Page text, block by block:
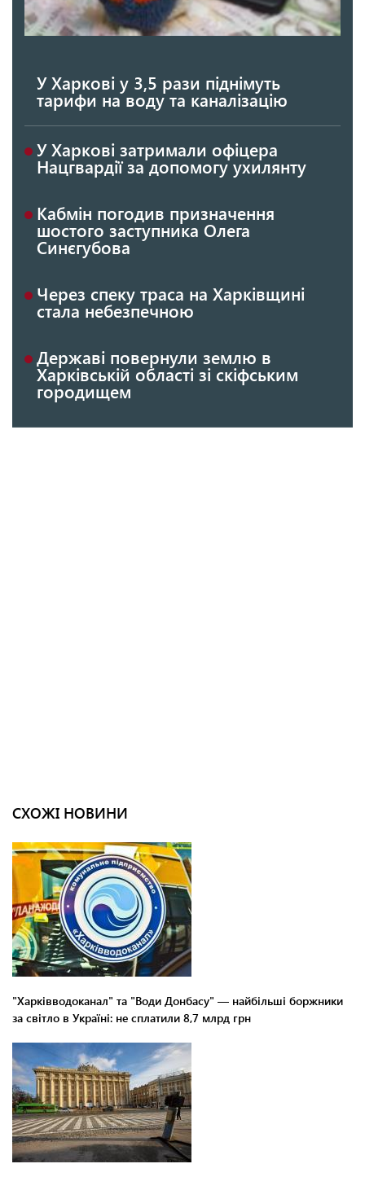
У Харкові у 3,5 рази піднімуть
тарифи на воду та каналізацію
У Харкові затримали офіцера
Нацгвардії за допомогу ухилянту
Кабмін погодив призначення
шостого заступника Олега
Синєгубова
Через спеку траса на Харківщині
стала небезпечною
Державі повернули землю в
Харківській області зі скіфським
городищем
СХОЖІ НОВИНИ
"Харківводоканал" та "Води Донбасу" — найбільші боржники
за світло в Україні: не сплатили 8,7 млрд грн